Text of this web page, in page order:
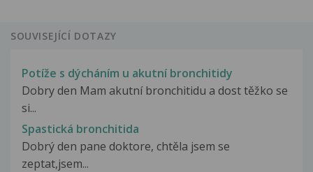
SOUVISEJÍCÍ DOTAZY
Potíže s dýcháním u akutní bronchitidy
Dobry den Mam akutní bronchitidu a dost těžko se
si...
Spastická bronchitida
Dobrý den pane doktore, chtěla jsem se
zeptat,jsem...